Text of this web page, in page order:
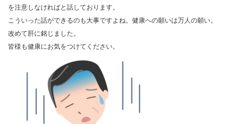
を注意しなければと話しております。
こういった話ができるのも大事ですよね。健康への願いは万人の願い。
改めて肝に銘じました。
皆様も健康にお気をつけてください。